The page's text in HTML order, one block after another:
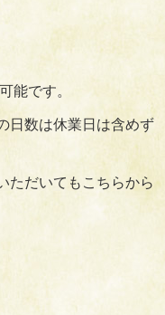
能です。
日数は休業日は含めず
ただいてもこちらから